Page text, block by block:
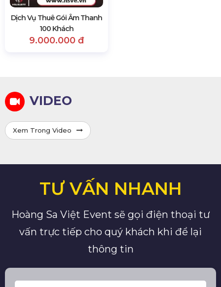
Dịch Vụ Thuê Gói Âm Thanh
100 Khách
9.000.000 đ
VIDEO
Xem Trong Video
TƯ VẤN NHANH
Hoàng Sa Việt Event sẽ gọi điện thoại tư
vấn trực tiếp cho quý khách khi để lại
thông tin